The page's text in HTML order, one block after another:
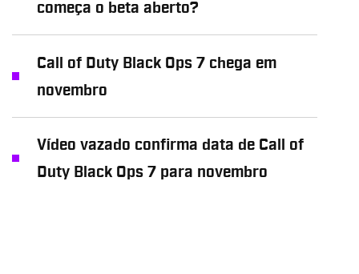
começa o beta aberto?
Call of Duty Black Ops 7 chega em
novembro
Vídeo vazado confirma data de Call of
Duty Black Ops 7 para novembro